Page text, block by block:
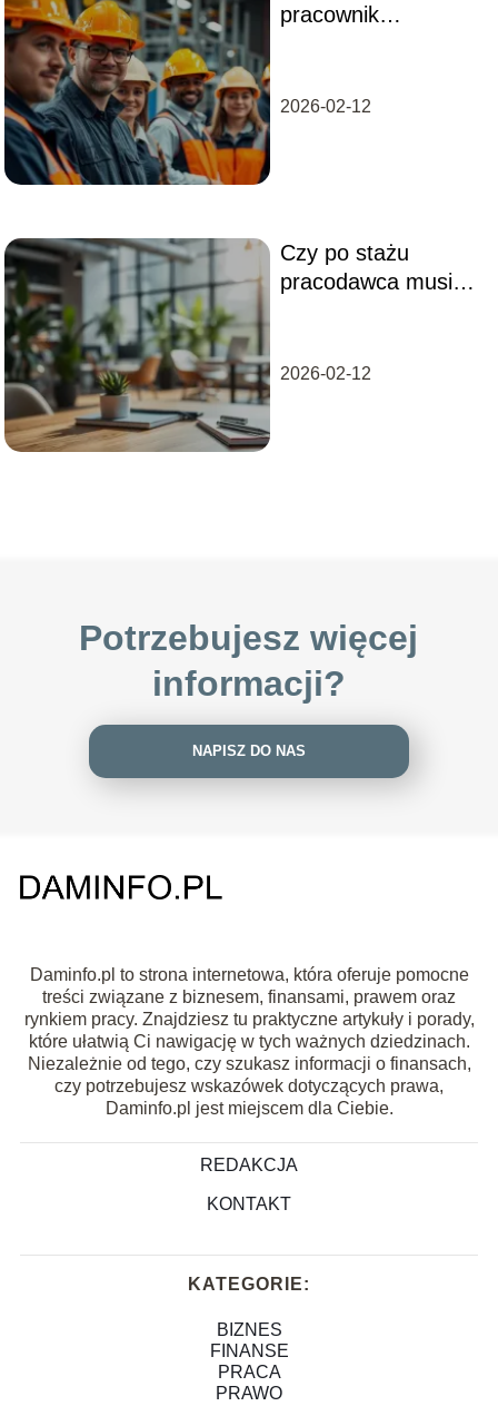
pracownik
wynagrodzenia!
2026-02-12
Czy po stażu
pracodawca musi
pytania
2026-02-12
Potrzebujesz więcej
informacji?
NAPISZ DO NAS
Daminfo.pl to strona internetowa, która oferuje pomocne
treści związane z biznesem, finansami, prawem oraz
rynkiem pracy. Znajdziesz tu praktyczne artykuły i porady,
które ułatwią Ci nawigację w tych ważnych dziedzinach.
Niezależnie od tego, czy szukasz informacji o finansach,
czy potrzebujesz wskazówek dotyczących prawa,
Daminfo.pl jest miejscem dla Ciebie.
REDAKCJA
KONTAKT
KATEGORIE:
BIZNES
FINANSE
PRACA
PRAWO